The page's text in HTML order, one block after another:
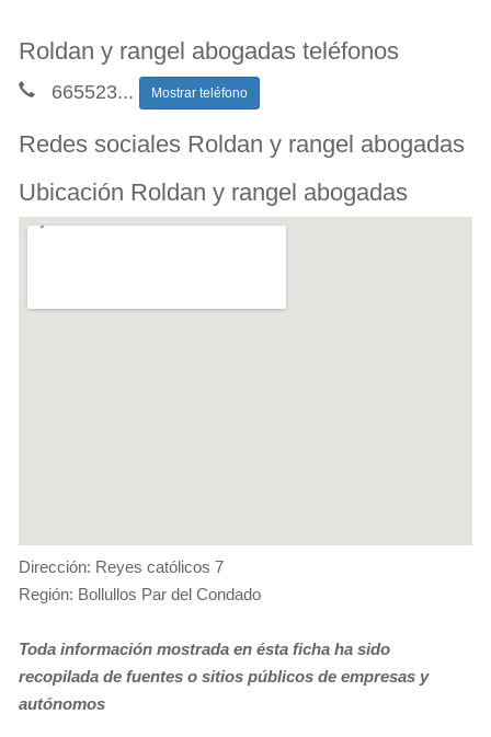
Roldan y rangel abogadas teléfonos
665523... Mostrar teléfono
Redes sociales Roldan y rangel abogadas
Ubicación Roldan y rangel abogadas
Dirección: Reyes católicos 7
Región: Bollullos Par del Condado
Toda información mostrada en ésta ficha ha sido
recopilada de fuentes o sitios públicos de empresas y
autónomos